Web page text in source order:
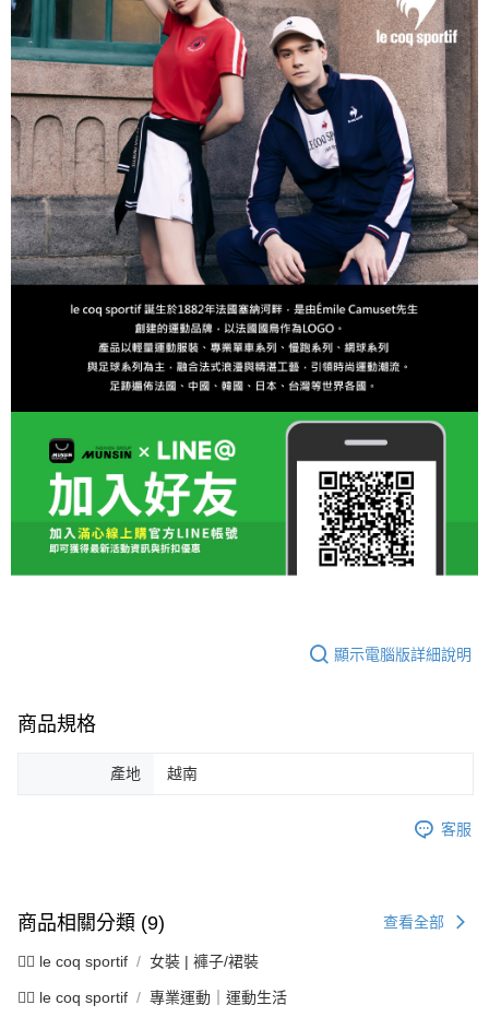
顯示電腦版詳細說明
商品規格
產地 越南
客服
商品相關分類 (9) 查看全部
🚴‍♂️ le coq sportif 女裝 | 褲子/裙裝
🚴‍♂️ le coq sportif 專業運動｜運動生活